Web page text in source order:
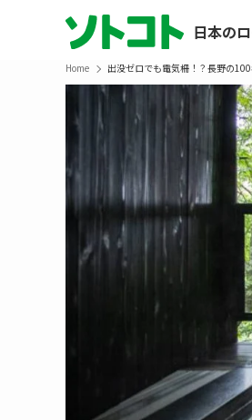
日本の
Home 出没ゼロでも電気柵！？長野の